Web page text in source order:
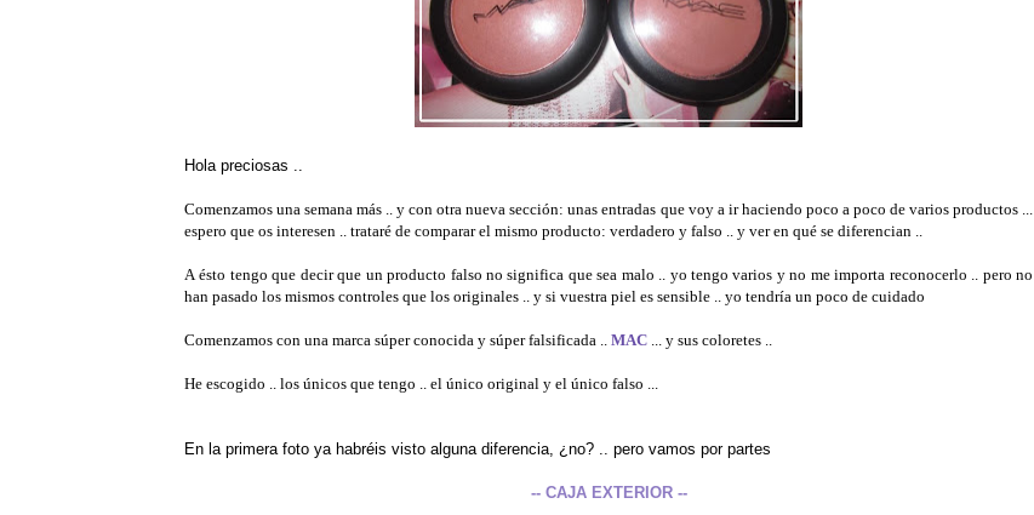
Hola preciosas ..
Comenzamos una semana más .. y con otra nueva sección: unas entradas que voy a ir haciendo poco a poco de varios productos ...
espero que os interesen .. trataré de comparar el mismo producto: verdadero y falso .. y ver en qué se diferencian ..
A ésto tengo que decir que un producto falso no significa que sea malo .. yo tengo varios y no me importa reconocerlo .. pero no
han pasado los mismos controles que los originales .. y si vuestra piel es sensible .. yo tendría un poco de cuidado
Comenzamos con una marca súper conocida y súper falsificada .. MAC ... y sus coloretes ..
He escogido .. los únicos que tengo .. el único original y el único falso ...
En la primera foto ya habréis visto alguna diferencia, ¿no? .. pero vamos por partes
-- CAJA EXTERIOR --